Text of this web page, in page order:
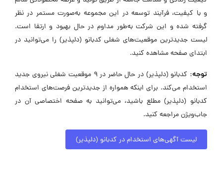
و با کیفیت، فرآیند توسعه در این مجموعه به‌صورت مستمر در نظر
گرفته شده و این شرکت به‌طور مداوم در حال بهبود و ارتقا است.
لیست جدیدترین موقعیت‌های شغلی کدبانو (دلپذیر) را می‌توانید در
ابتدای صفحه مشاهده کنید.
توجه:
کدبانو (دلپذیر) در حال حاضر در ۹ موقعیت شغلی نیروی جدید
استخدام می‌کند. برای اینکه همواره از جدیدترین فرصت‌های استخدام
کدبانو (دلپذیر) مطلع باشید، می‌توانید به صفحه اختصاصی آن در
جاب‌ویژن مراجعه کنید.
لیست آگهی‌های استخدام در کدبانو (دلپذیر)